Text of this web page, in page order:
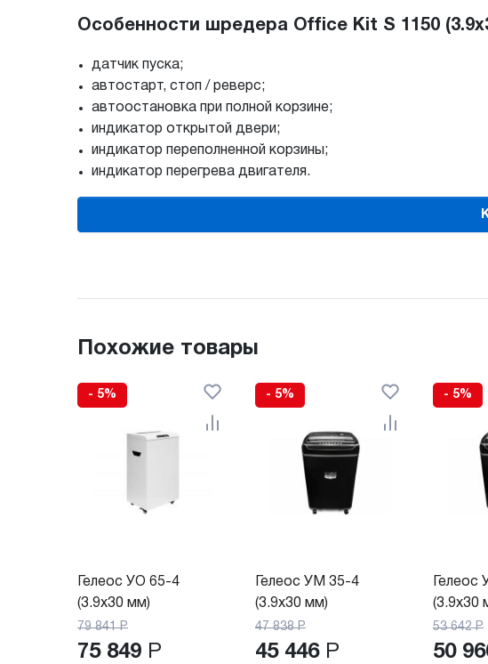
Особенности шредера Office Kit S 1150
датчик пуска;
автостарт, стоп / реверс;
автоостановка при полной корзине;
индикатор открытой двери;
индикатор переполненной корзины;
индикатор перегрева двигателя.
Похожие товары
- 5%
Гелеос УО 65-4
(3.9x30 мм)
79 841 Р
75 849 Р
- 5%
Гелеос УМ 35-4
(3.9x30 мм)
47 838 Р
45 446 Р
- 5%
Гелеос
(3.9x30
53 642 Р
50